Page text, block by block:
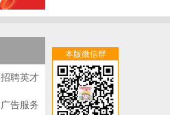
本版微信群
招聘英才
广告服务